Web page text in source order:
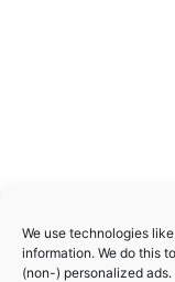
We use technologies
information. We do this
(non-) personalized